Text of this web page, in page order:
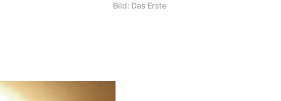
Bild: Das Erste